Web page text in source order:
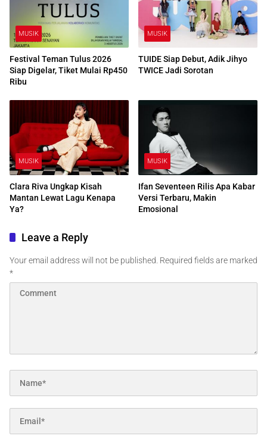
MUSIK
Festival Teman Tulus 2026
Siap Digelar, Tiket Mulai Rp450
Ribu
MUSIK
TUIDE Siap Debut, Adik Jihyo
TWICE Jadi Sorotan
MUSIK
Clara Riva Ungkap Kisah
Mantan Lewat Lagu Kenapa
Ya?
MUSIK
Ifan Seventeen Rilis Apa Kabar
Versi Terbaru, Makin
Emosional
Leave a Reply
Your email address will not be published. Required fields are marked
*